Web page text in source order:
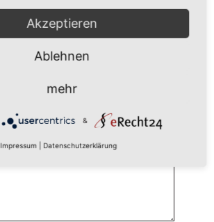
Akzeptieren
Ablehnen
mehr
&
Impressum Datenschutzerklärung